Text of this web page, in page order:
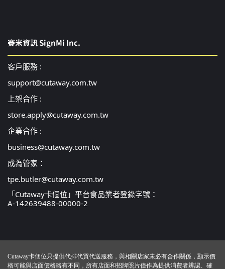
賽米資訊 SignMi Inc.
客戶服務 :
support@cutaway.com.tw
上架合作 :
store.apply@cutaway.com.tw
企業合作 :
business@cutaway.com.tw
成為管家：
tpe.butler@cutaway.com.tw
「Cutaway卡個位」平台食品業者登錄字號：
A-142639488-00000-2
Cutaway卡個位只提供代排代買代送服務，與相關店家未必有合作關係，顯示價
格可能與店面價格略有不同，所有店面和招牌照片僅作為提供消費者辨認、確